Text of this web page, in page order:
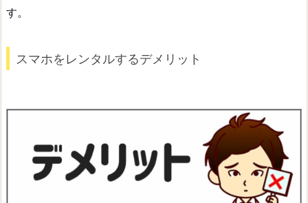
す。
スマホをレンタルするデメリット